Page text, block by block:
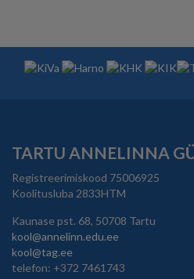
TARTU ANNELINNA
Registreerimiskood 75006925
Koolitusluba 2833HTM
Kaunase pst. 68, 50708 Tartu
kool@annelinn.edu.ee
kool@tag.ee
telefon: +372 7461743